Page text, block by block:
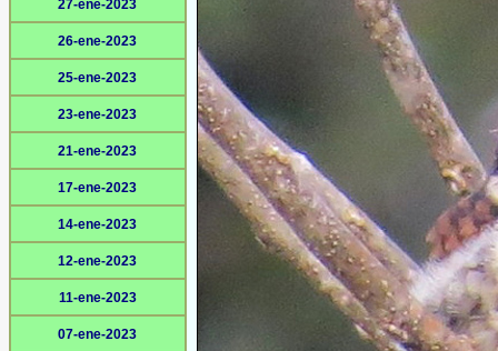
27-ene-2023
26-ene-2023
25-ene-2023
23-ene-2023
21-ene-2023
17-ene-2023
14-ene-2023
12-ene-2023
11-ene-2023
07-ene-2023